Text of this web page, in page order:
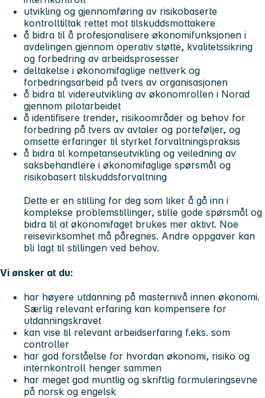
utvikling og gjennomføring av risikobaserte
kontrolltiltak rettet mot tilskuddsmottakere
å bidra til å profesjonalisere økonomifunksjonen i
avdelingen gjennom operativ støtte, kvalitetssikring
og forbedring av arbeidsprosesser
deltakelse i økonomifaglige nettverk og
forbedringsarbeid på tvers av organisasjonen
å bidra til videreutvikling av økonomrollen i Norad
gjennom pilotarbeidet
å identifisere trender, risikoområder og behov for
forbedring på tvers av avtaler og porteføljer, og
omsette erfaringer til styrket forvaltningspraksis
å bidra til kompetanseutvikling og veiledning av
saksbehandlere i økonomifaglige spørsmål og
risikobasert tilskuddsforvaltning
Dette er en stilling for deg som liker å gå inn i
komplekse problemstillinger, stille gode spørsmål og
bidra til at økonomifaget brukes mer aktivt. Noe
reisevirksomhet må påregnes. Andre oppgaver kan
bli lagt til stillingen ved behov.
Vi ønsker at du:
har høyere utdanning på masternivå innen økonomi.
Særlig relevant erfaring kan kompensere for
utdanningskravet
kan vise til relevant arbeidserfaring f.eks. som
controller
har god forståelse for hvordan økonomi, risiko og
internkontroll henger sammen
har meget god muntlig og skriftlig formuleringsevne
på norsk og engelsk